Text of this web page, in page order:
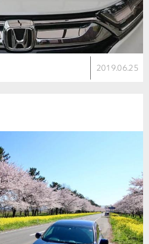
2019.06.25